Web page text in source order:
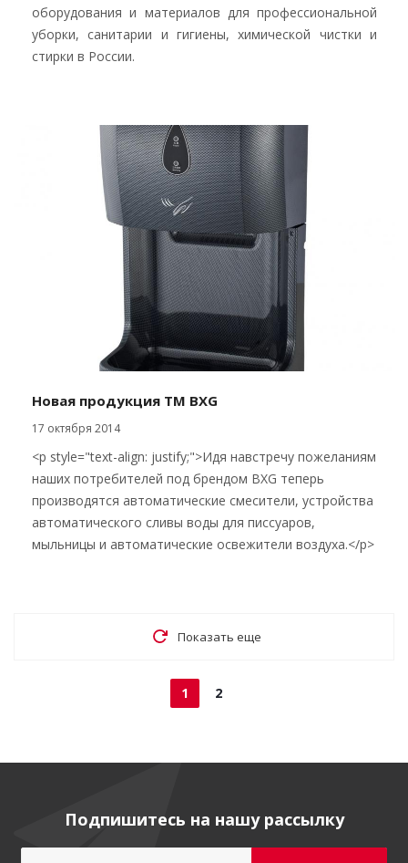
оборудования и материалов для профессиональной
уборки, санитарии и гигиены, химической чистки и
стирки в России.
Новая продукция ТМ BXG
17 октября 2014
<p style="text-align: justify;">Идя навстречу пожеланиям
наших потребителей под брендом BXG теперь
производятся автоматические смесители, устройства
автоматического сливы воды для писсуаров,
мыльницы и автоматические освежители воздуха.</p>
Показать еще
1 2
Подпишитесь на нашу рассылку